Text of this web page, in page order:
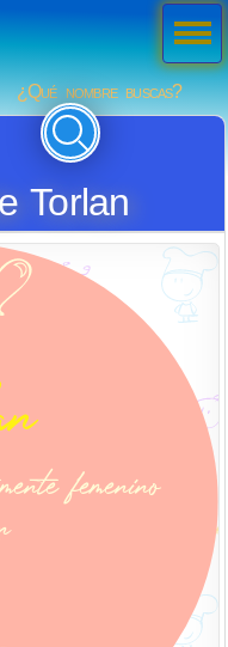
¿Qué nombre buscas?
Torlan
Men
ú